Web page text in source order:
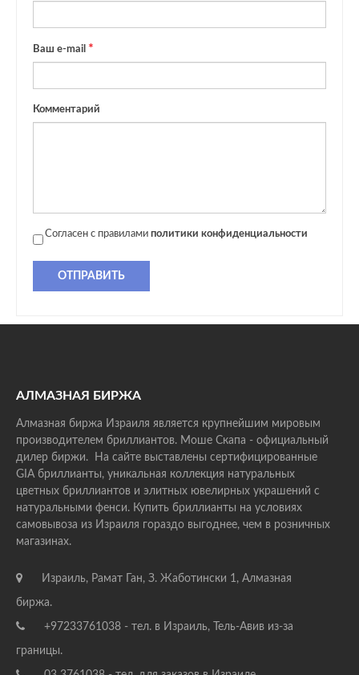
Ваш e-mail
Комментарий
Согласен с правилами политики конфиденциальности
ОТПРАВИТЬ
АЛМАЗНАЯ БИРЖА
Алмазная биржа Израиля является крупнейшим мировым
производителем бриллиантов. Моше Скапа - официальный
дилер биржи. На сайте выставлены сертифицированные
GIA бриллианты, уникальная коллекция натуральных
цветных бриллиантов и элитных ювелирных украшений с
натуральными фенси. Купить бриллианты на условиях
самовывоза из Израиля гораздо выгоднее, чем в розничных
магазинах.
Израиль, Рамат Ган, З. Жаботински 1, Алмазная
биржа.
+97233761038 - тел. в Израиль, Тель-Авив из-за
границы.